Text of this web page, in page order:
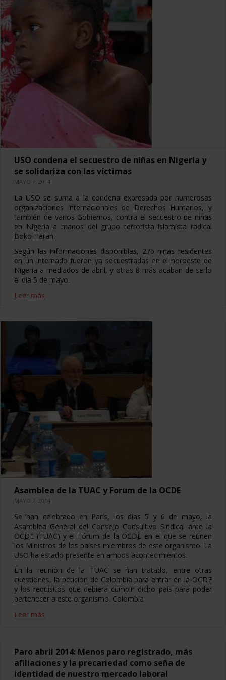
USO condena el secuestro de niñas en Nigeria y
se solidariza con las víctimas
MAYO 7, 2014
La USO se suma a la condena expresada por numerosas
organizaciones internacionales de Derechos Humanos, y
también de varios Gobiernos, contra el secuestro de niñas
en Nigeria a manos del grupo terrorista islamista radical
Boko Haran.
Según las informaciones disponibles, 276 niñas residentes
en un internado fueron ya secuestradas en el noroeste de
Nigeria a mediados de abril, y otras 8 más acaban de serlo
el día 5 de mayo.
Leer más
Asamblea de la TUAC y Forum de la OCDE
MAYO 7, 2014
Se han celebrado en París, los días 5 y 6 de mayo, la
Asamblea General del Consejo Consultivo Sindical ante la
OCDE (TUAC) y el Fórum de la OCDE en el que se reúnen
los Ministros de los países miembros de este organismo. La
USO ha estado presente en ambos acontecimientos.
En la reunión de la TUAC se han tratado, entre otras
cuestiones, la petición de Colombia para entrar en la OCDE
y los requisitos que debiera cumplir dicho país para poder
pertenecer a este organismo. Colombia
Leer más
Paro abril 2014: Menos paro registrado, más
afiliaciones y la precariedad como seña de
identidad de nuestro mercado laboral